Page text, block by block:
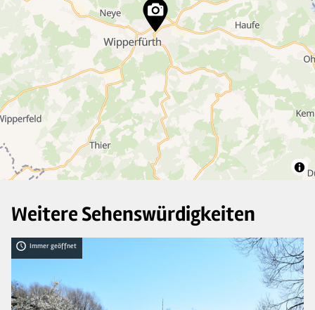
33
Weitere Sehenswürdigkeiten
Immer geöffnet